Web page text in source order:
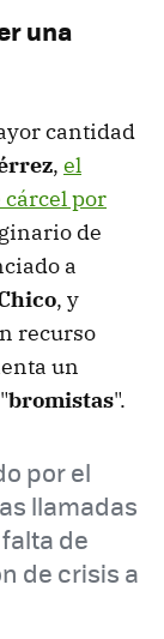
una
cantidad
, el
por
de
a
, y
recurso
un
bromistas".
por el
llamadas
de
de crisis a